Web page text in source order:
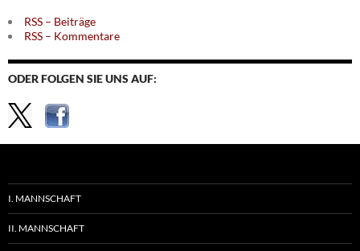
RSS – Beiträge
RSS – Kommentare
ODER FOLGEN SIE UNS AUF:
I. MANNSCHAFT
II. MANNSCHAFT